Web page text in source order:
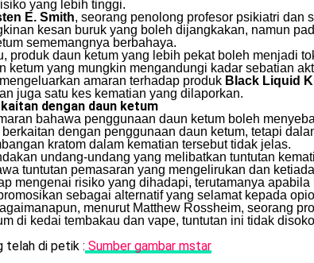
yang lebih tinggi.
E. Smith, seorang penolong profesor psikiatri dan
kesan buruk yang boleh dijangkakan, namun
sememangnya berbahaya.
produk daun ketum yang lebih pekat boleh menjadi
ketum yang mungkin mengandungi kadar sebatian
amaran terhadap produk Black Liquid
juga satu kes kematian yang dilaporkan.
dengan daun ketum
bahawa penggunaan daun ketum boleh
dengan penggunaan daun ketum, tetapi
kratom dalam kematian tersebut tidak jelas.
undang-undang yang melibatkan tuntutan
tuntutan pemasaran yang mengelirukan dan
mengenai risiko yang dihadapi, terutamanya
sebagai alternatif yang selamat kepada
menurut Matthew Rossheim, seorang
di kedai tembakau dan vape, tuntutan ini tidak
telah di petik : Sumber gambar mstar